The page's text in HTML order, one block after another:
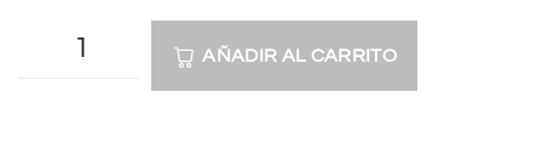
AÑADIR AL CARRITO